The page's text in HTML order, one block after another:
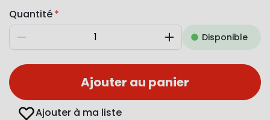
Quantité
Diminuer AugmenterDisponible
Ajouter au panier
Ajouter à ma liste